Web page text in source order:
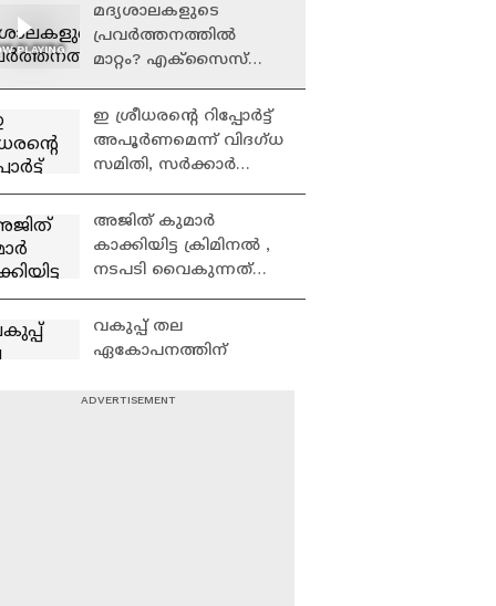
PLAYING
മദ്യശാലകളുടെ
പ്രവര്‍ത്തനത്തില്‍
മാറ്റം? എക്സൈസ്
സമൂലമാറ്റത്തിന്
സര്‍ക്കാര്‍
ഇ ശ്രീധരൻ്റെ റിപ്പോർട്ട്
അപൂർണമെന്ന് വിദഗ്‌ധ
സമിതി, സർക്കാർ
വി ഡി സതീശൻ
അജിത് കുമാർ
കാക്കിയിട്ട ക്രിമിനൽ ,
നടപടി വൈകുന്നത്
കാലതാമസം: എ ഡി
തോമസ് MLA
വകുപ്പ് തല
ഏകോപനത്തിന്
ഡാറ്റ ഡ്രിവൺ ഫയൽ